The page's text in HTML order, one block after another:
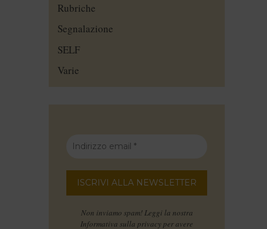
Rubriche
Segnalazione
SELF
Varie
Non inviamo spam! Leggi la nostra
Informativa sulla privacy per avere